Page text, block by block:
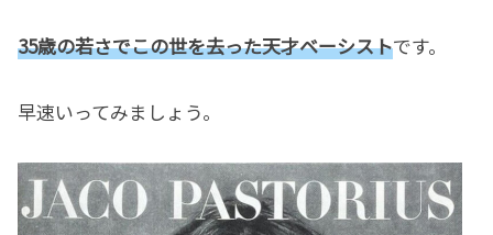
35歳の若さでこの世を去った天才ベーシストです。
早速いってみましょう。